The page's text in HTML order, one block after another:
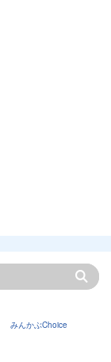
みんかぶChoice